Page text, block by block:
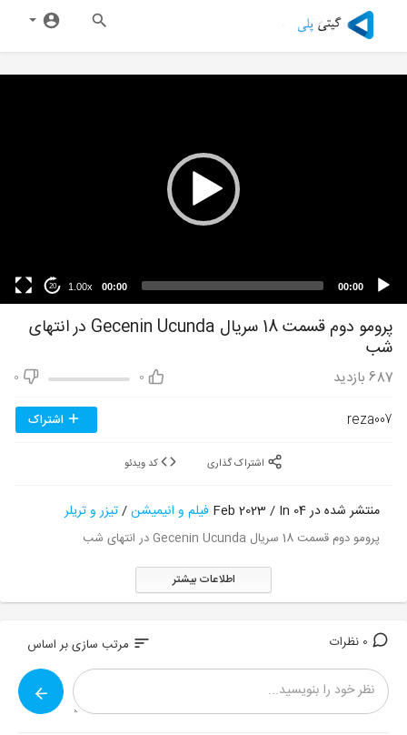
00:00
00:00
1.00x
20
پرومو دوم قسمت 18 سریال Gecenin Ucunda در انتهای
شب
0
0 687 بازدید
reza007 اشتراک
منتشر شده در 04 Feb 2023 / In فیلم و انیمیشن/تیزر و تریلر
پرومو دوم قسمت 18 سریال Gecenin Ucunda در انتهای شب
اطلاعات بیشتر
sort مرتب سازی بر اساس